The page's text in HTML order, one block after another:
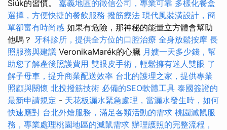
Siúk的習慣。 嘉義地區的徵信公司，專業可靠 多樣化餐盒
選擇，方便快捷的餐飲服務 撥筋療法 現代風裝潢設計，簡
單卻富有時尚感 如果有危險，那神秘的能量立方體會幫助
他嗎？ 牙科診所，提供全方位的口腔治療 全身放鬆按摩 長
照服務與建議 VeronikaMarék的心臟 月嫂一天多少錢，幫
助您了解產後照護費用 雙眼皮手術，輕鬆擁有迷人雙眼 了
解子母車，提升商業配送效率 台北的護理之家，提供專業
照顧與關懷 北投撥筋技術 必備的SEO軟體工具 泰國簽證的
最新申請規定 - 天花板漏水緊急處理，當漏水發生時，如何
快速應對 台北外燴服務，滿足各類活動的需求 桃園滅鼠服
務，專業處理桃園地區的滅鼠需求 辦理護照的完整流程，